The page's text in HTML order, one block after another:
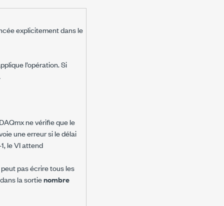
explicitement dans le
l’opération. Si
ne vérifie que le
une erreur si le délai
le VI attend
pas écrire tous les
la sortienombre